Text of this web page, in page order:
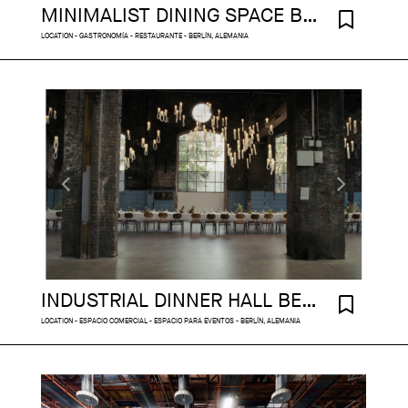
MINIMALIST DINING SPACE BERLIN
LOCATION - GASTRONOMÍA - RESTAURANTE - BERLÍN, ALEMANIA
INDUSTRIAL DINNER HALL BERLIN
LOCATION - ESPACIO COMERCIAL - ESPACIO PARA EVENTOS - BERLÍN, ALEMANIA